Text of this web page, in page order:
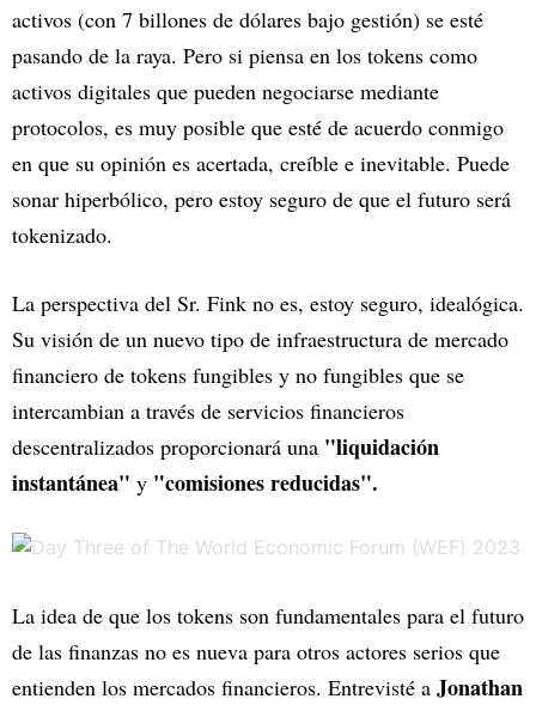
activos (con 7 billones de dólares bajo gestión) se esté
pasando de la raya. Pero si piensa en los tokens como
activos digitales que pueden negociarse mediante
protocolos, es muy posible que esté de acuerdo conmigo
en que su opinión es acertada, creíble e inevitable. Puede
sonar hiperbólico, pero estoy seguro de que el futuro será
tokenizado.
La perspectiva del Sr. Fink no es, estoy seguro, idealógica.
Su visión de un nuevo tipo de infraestructura de mercado
financiero de tokens fungibles y no fungibles que se
intercambian a través de servicios financieros
descentralizados proporcionará una "liquidación
instantánea" y "comisiones reducidas".
La idea de que los tokens son fundamentales para el futuro
de las finanzas no es nueva para otros actores serios que
entienden los mercados financieros. Entrevisté a Jonathan